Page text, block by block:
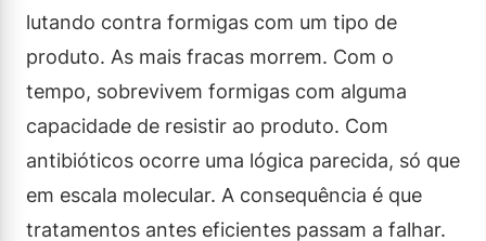
lutando contra formigas com um tipo de
produto. As mais fracas morrem. Com o
tempo, sobrevivem formigas com alguma
capacidade de resistir ao produto. Com
antibióticos ocorre uma lógica parecida, só que
em escala molecular. A consequência é que
tratamentos antes eficientes passam a falhar.